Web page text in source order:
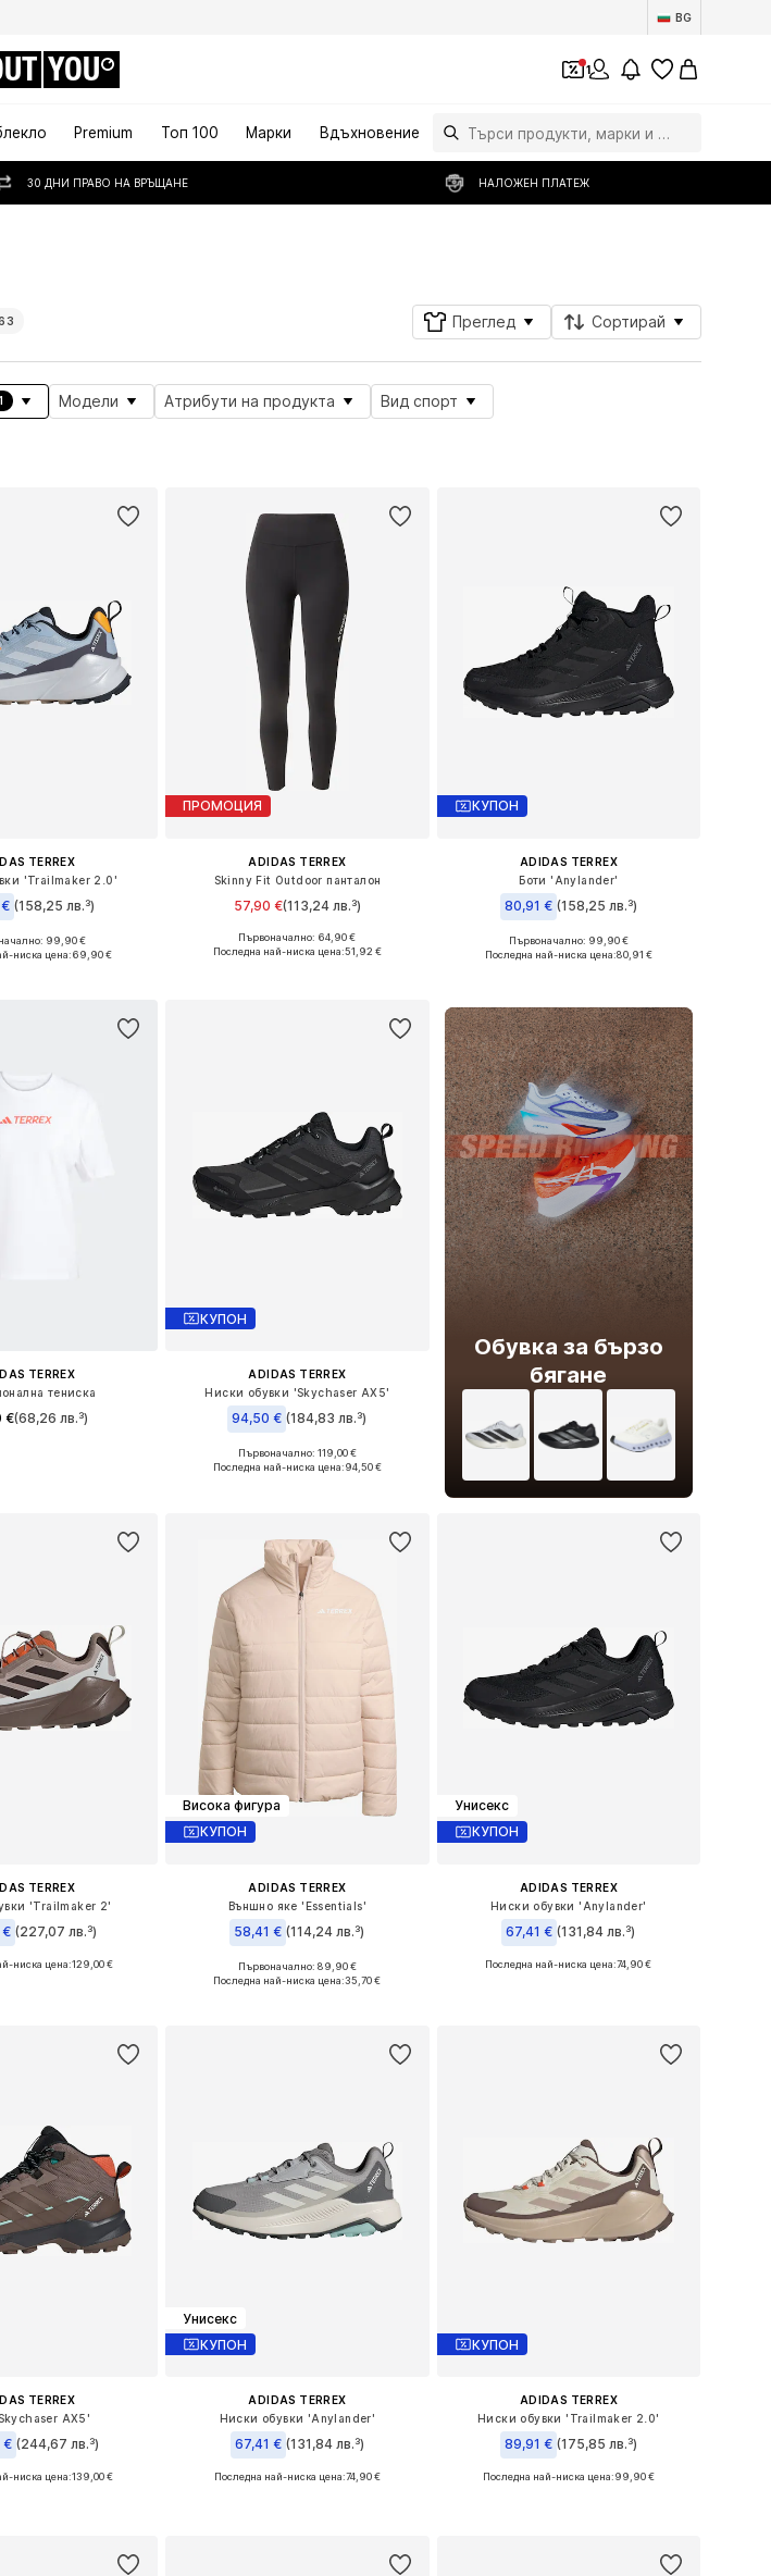
BG
YOU 1
Premium Топ 100 Марки Вдъхновение
30 ДНИ ПРАВО НА ВРЪЩАНЕ НАЛОЖЕН ПЛАТЕЖ
Преглед Сортирай
1 Модели Атрибути на продукта
Вид спорт
TERREX
'Trailmaker 2.0'
(158,25 лв.³)
в много размери
99,90 €
ниска цена:69,90 €
ПРОМОЦИЯ
ADIDAS TERREX
Skinny Fit Outdoor панталон
57,90 €(113,24 лв.³)
Предлага се в много размери
Първоначално: 64,90 €
Последна най-ниска цена:51,92 €
КУПОН
ADIDAS TERREX
Боти 'Anylander'
80,91 € (158,25 лв.³)
Предлага се в много размери
Първоначално: 99,90 €
Последна най-ниска цена:80,91 €
TERREX
тениска
€(68,26 лв.³)
КУПОН
ADIDAS TERREX
Ниски обувки 'Skychaser AX5'
94,50 € (184,83 лв.³)
+2
Предлага се в много размери
Първоначално: 119,00 €
Последна най-ниска цена:94,50 €
Обувка за бързо
бягане
TERREX
'Trailmaker 2'
€ (227,07 лв.³)
в много размери
ниска цена:129,00 €
Висока фигура
КУПОН
ADIDAS TERREX
Външно яке 'Essentials'
58,41 € (114,24 лв.³)
Налични размери: XS, S, M, L, XL
Първоначално: 89,90 €
Последна най-ниска цена:35,70 €
Унисекс
КУПОН
ADIDAS TERREX
Ниски обувки 'Anylander'
67,41 € (131,84 лв.³)
+1
Предлага се в много размери
Последна най-ниска цена:74,90 €
TERREX
AX5'
€ (244,67 лв.³)
в много размери
ниска цена:139,00 €
Унисекс
КУПОН
ADIDAS TERREX
Ниски обувки 'Anylander'
67,41 € (131,84 лв.³)
+1
Предлага се в много размери
Последна най-ниска цена:74,90 €
КУПОН
ADIDAS TERREX
Ниски обувки 'Trailmaker 2.0'
89,91 € (175,85 лв.³)
Предлага се в много размери
Последна най-ниска цена:99,90 €